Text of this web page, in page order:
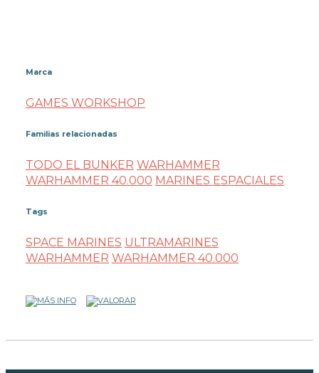
Marca
GAMES WORKSHOP
Familias relacionadas
TODO EL BUNKER WARHAMMER
WARHAMMER 40.000 MARINES ESPACIALES
Tags
SPACE MARINES ULTRAMARINES
WARHAMMER WARHAMMER 40.000